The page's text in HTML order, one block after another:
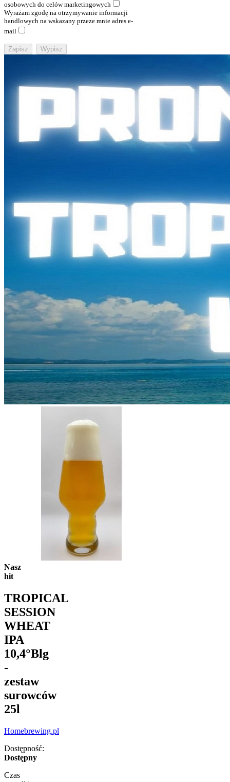
osobowych do celów marketingowych
Wyrażam zgodę na otrzymywanie informacji
handlowych na wskazany przeze mnie adres e-
mail
Nasz
hit
TROPICAL
SESSION
WHEAT
IPA
10,4°Blg
-
zestaw
surowców
25l
Homebrewing.pl
Dostępność:
Dostępny
Czas